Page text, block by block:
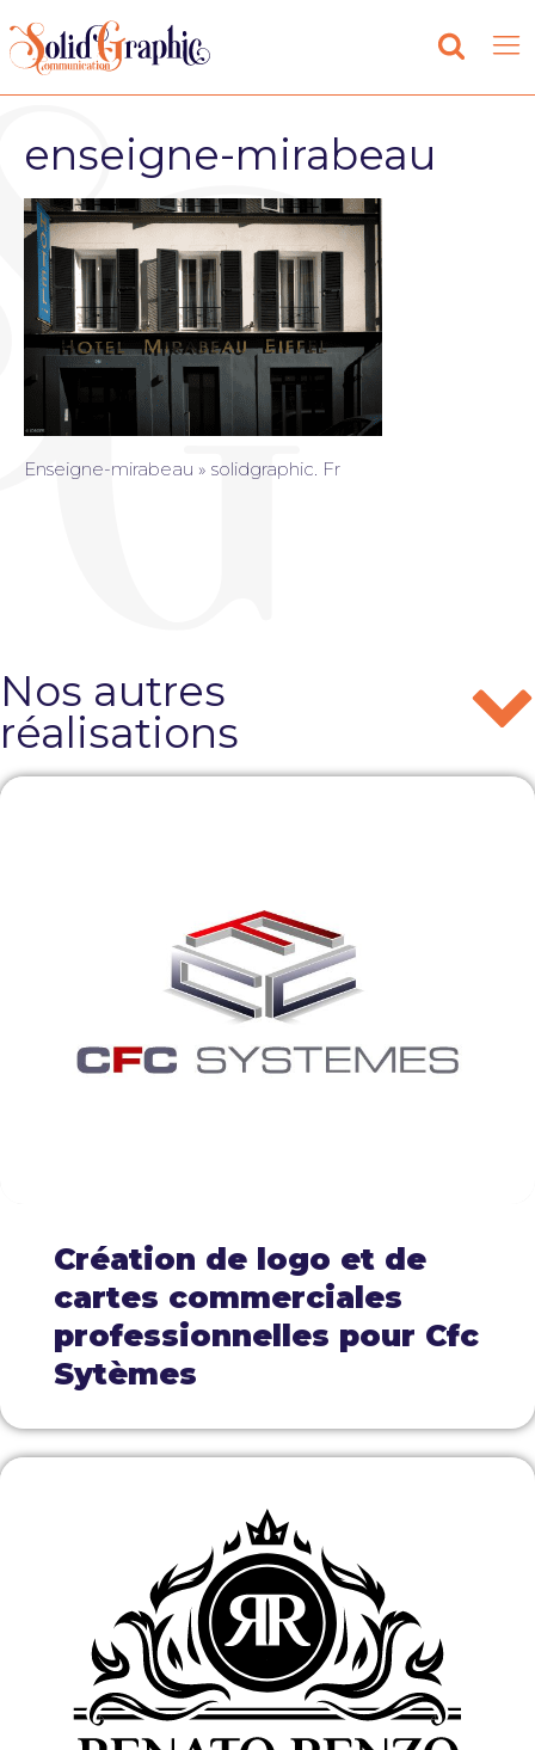
enseigne-mirabeau
Enseigne-mirabeau » solidgraphic. Fr
Nos autres
réalisations
Création de logo et de
cartes commerciales
professionnelles pour Cfc
Sytèmes